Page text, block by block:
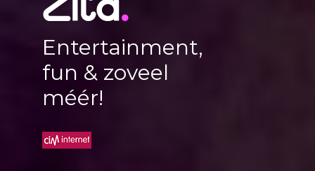
Entertainment,
fun & zoveel
méér!